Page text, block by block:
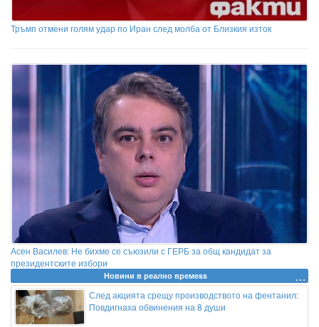
Тръмп отмени голям удар по Иран след молба от Близкия изток
Асен Василев: Не бихме се съюзили с ГЕРБ за общ кандидат за
президентските избори
Новини в реално времеss
След акцията срещу производството на фентанил:
Повдигнаха обвинения на 8 души